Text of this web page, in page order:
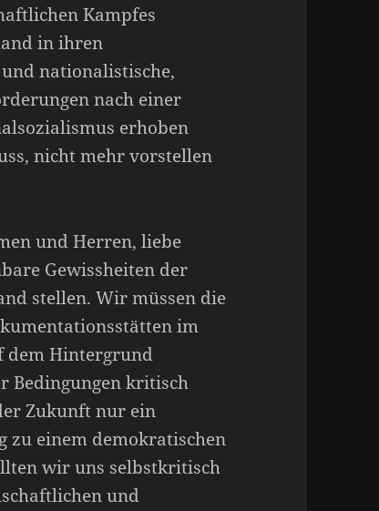
Kampfes
in ihren
nationalistische,
nach einer
erhoben
nicht mehr vorstellen
und Herren, liebe
Gewissheiten der
stellen. Wir müssen die
im
dem Hintergrund
Bedingungen kritisch
Zukunft nur ein
zu einem demokratischen
wir uns selbstkritisch
und